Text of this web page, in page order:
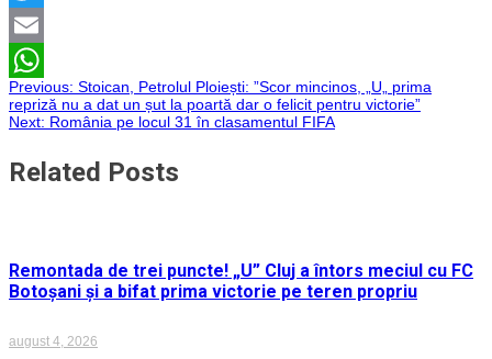
Twitter
Email
WhatsApp
Navigare
în
articole
Previous: Stoican, Petrolul Ploiești: ”Scor mincinos, „U„ prima
repriză nu a dat un șut la poartă dar o felicit pentru victorie”
Next: România pe locul 31 în clasamentul FIFA
Related Posts
Remontada de trei puncte! „U” Cluj a întors meciul cu FC
Botoșani și a bifat prima victorie pe teren propriu
august 4, 2026